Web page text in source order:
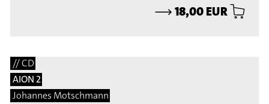
⟶18,00 EUR
// CD
AION 2
Johannes Motschmann